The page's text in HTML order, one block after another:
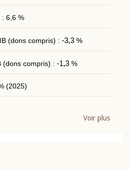
: 6,6 %
(dons compris) : -3,3%
(dons compris) : -1,3%
(2025)
Voir plus